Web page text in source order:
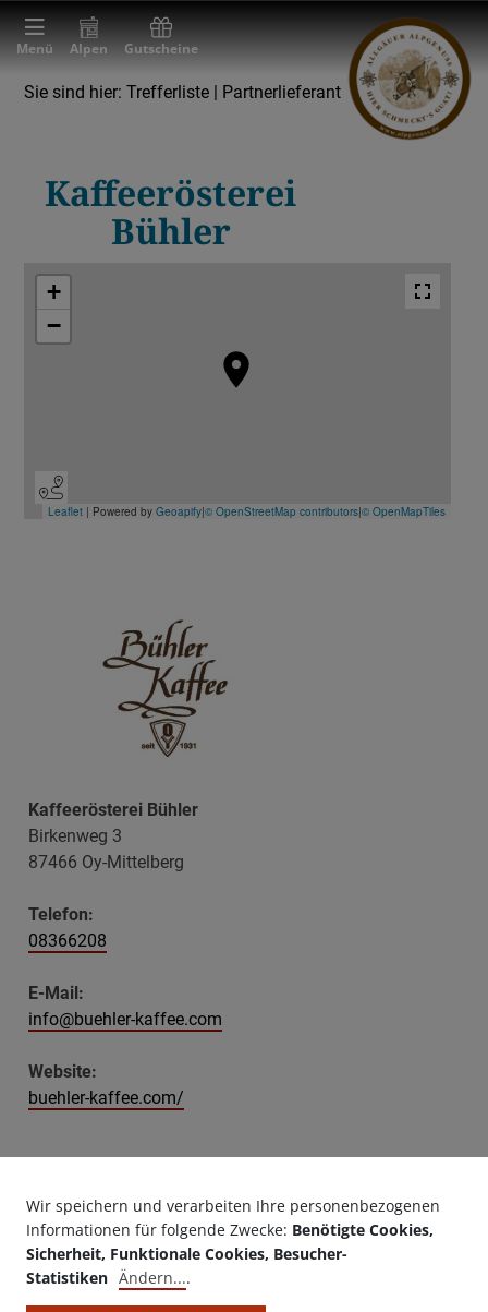
Menü Alpen Gutscheine
Sie sind hier: Trefferliste | Partnerlieferant
Kaffeerösterei
Bühler
Kaffeerösterei Bühler
Birkenweg 3
87466 Oy-Mittelberg
Telefon:
08366208
E-Mail:
info@buehler-kaffee.com
Website:
buehler-kaffee.com/
Öffnungszeiten
Wir speichern und verarbeiten Ihre personenbezogenen
Informationen für folgende Zwecke: Benötigte Cookies,
Sicherheit, Funktionale Cookies, Besucher-
Statistiken Ändern....